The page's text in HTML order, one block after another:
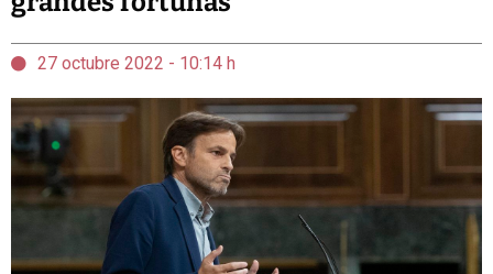
27 octubre 2022 - 10:14 h